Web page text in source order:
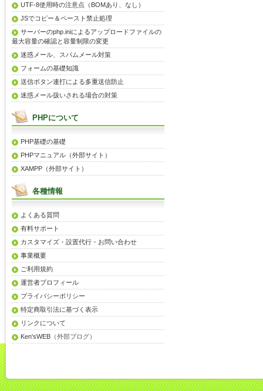
UTF-8使用時の注意点（BOMあり、なし）
JSでコピー＆ペースト禁止処理
サーバーのphp.iniによるアップロードファイルの
最大容量の確認と容量制限の変更
迷惑メール、スパムメール対策
フォームの基礎知識
送信ボタン連打による多重送信防止
迷惑メール扱いされる場合の対策
PHPについて
PHP基礎の基礎
PHPマニュアル（外部サイト）
XAMPP（外部サイト）
各種情報
よくある質問
有料サポート
カスタマイズ・設置代行・お問い合わせ
事業概要
ご利用規約
運営者プロフィール
プライバシーポリシー
特定商取引法に基づく表示
リンクについて
Ken'sWEB （外部ブログ）